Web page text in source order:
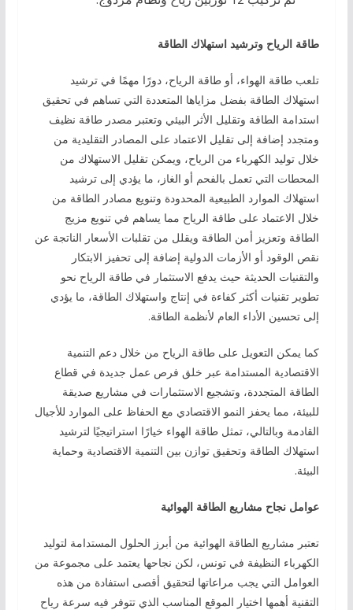
طاقة الرياح وترشيد استهلاك الطاقة
تلعب طاقة الهواء، أو طاقة الرياح، دورًا مهمًا في ترشيد
استهلاك الطاقة بفضل مزاياها المتعددة التي تساهم في تحقيق
استدامة الطاقة وتقليل الأثر البيئي وتعتبر مصدر طاقة نظيف
ومتجدد إضافة إلى تقليل الاعتماد على المصادر التقليدية من
خلال توليد الكهرباء من الرياح، ويمكن تقليل الاستهلاك من
المحطات التي تعمل بالفحم أو الغاز، ما يؤدي إلى ترشيد
استهلاك الموارد الطبيعية المحدودة وتنويع مصادر الطاقة من
خلال الاعتماد على طاقة الرياح مما يساهم في تنويع مزيج
الطاقة وتعزيز أمن الطاقة ويقلل من تقلبات الأسعار الناتجة عن
نقص الوقود أو الأزمات الدولية إضافة إلى تحفيز الابتكار
والتقنيات الحديثة حيث يدفع الاستثمار في طاقة الرياح نحو
تطوير تقنيات أكثر كفاءة في إنتاج واستهلاك الطاقة، ما يؤدي
إلى تحسين الأداء العام لأنظمة الطاقة.
كما يمكن التعويل على طاقة الرياح من خلال دعم التنمية
الاقتصادية المستدامة عبر خلق فرص عمل جديدة في قطاع
الطاقة المتجددة، وتشجيع الاستثمارات في مشاريع صديقة
للبيئة، مما يحفز النمو الاقتصادي مع الحفاظ على الموارد للأجيال
القادمة وبالتالي، تمثل طاقة الهواء خيارًا استراتيجيًا لترشيد
استهلاك الطاقة وتحقيق توازن بين التنمية الاقتصادية وحماية
البيئة.
عوامل نجاح مشاريع الطاقة الهوائية
تعتبر مشاريع الطاقة الهوائية من أبرز الحلول المستدامة لتوليد
الكهرباء النظيفة في تونس، لكن نجاحها يعتمد على مجموعة من
العوامل التي يجب مراعاتها لتحقيق أقصى استفادة من هذه
التقنية أهمها اختيار الموقع المناسب الذي تتوفر فيه سرعة رياح